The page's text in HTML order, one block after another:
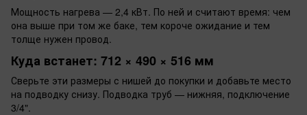
Мощность нагрева — 2,4 кВт. По ней и считают время: чем
она выше при том же баке, тем короче ожидание и тем
толще нужен провод.
Куда встанет: 712 × 490 × 516 мм
Сверьте эти размеры с нишей до покупки и добавьте место
на подводку снизу. Подводка труб — нижняя, подключение
3/4".